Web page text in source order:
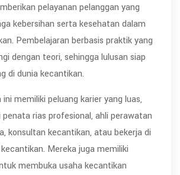
pelayanan pelanggan yang
kebersihan serta kesehatan dalam
Pembelajaran berbasis praktik yang
dengan teori, sehingga lulusan siap
di dunia kecantikan.
ini memiliki peluang karier yang luas,
rias profesional, ahli perawatan
konsultan kecantikan, atau bekerja di
Mereka juga memiliki
membuka usaha kecantikan